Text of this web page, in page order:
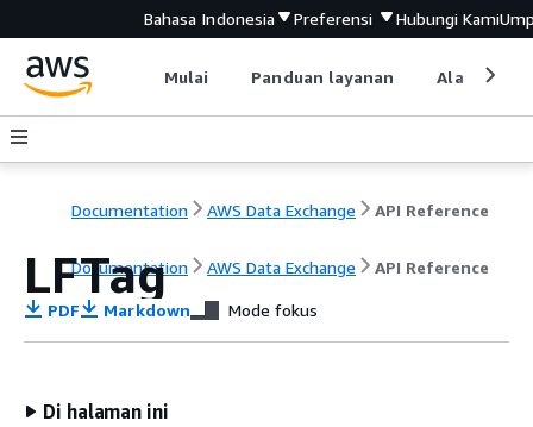
Bahasa Indonesia Preferensi Hubungi Kami
Mulai Panduan layanan Alat
Documentation AWS Data Exchange API Reference
Documentation AWS Data Exchange API Reference
LFTag
PDF Markdown Mode fokus
Di halaman ini